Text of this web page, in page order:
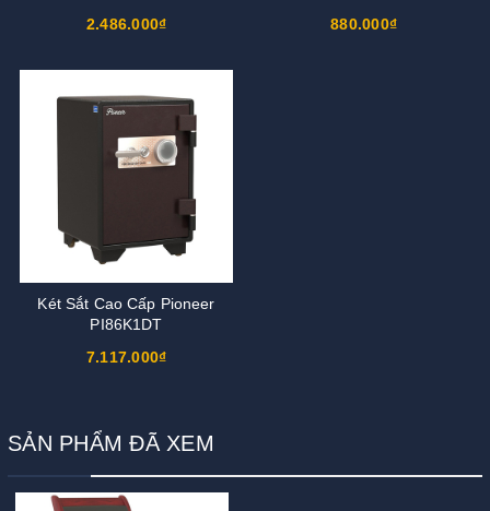
2.486.000₫ 880.000₫
Két Sắt Cao Cấp Pioneer
PI86K1DT
7.117.000₫
SẢN PHẨM ĐÃ XEM